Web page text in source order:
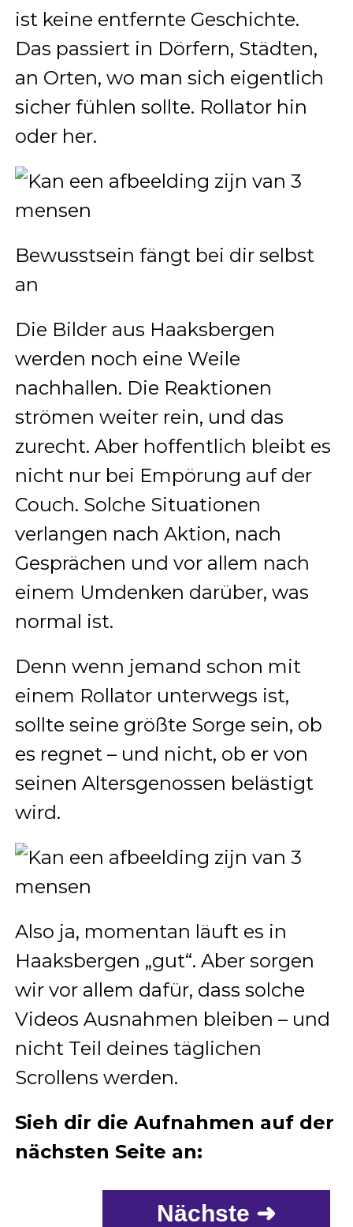
ist keine entfernte Geschichte.
Das passiert in Dörfern, Städten,
an Orten, wo man sich eigentlich
sicher fühlen sollte. Rollator hin
oder her.
Bewusstsein fängt bei dir selbst
an
Die Bilder aus Haaksbergen
werden noch eine Weile
nachhallen. Die Reaktionen
strömen weiter rein, und das
zurecht. Aber hoffentlich bleibt es
nicht nur bei Empörung auf der
Couch. Solche Situationen
verlangen nach Aktion, nach
Gesprächen und vor allem nach
einem Umdenken darüber, was
normal ist.
Denn wenn jemand schon mit
einem Rollator unterwegs ist,
sollte seine größte Sorge sein, ob
es regnet – und nicht, ob er von
seinen Altersgenossen belästigt
wird.
Also ja, momentan läuft es in
Haaksbergen „gut“. Aber sorgen
wir vor allem dafür, dass solche
Videos Ausnahmen bleiben – und
nicht Teil deines täglichen
Scrollens werden.
Sieh dir die Aufnahmen auf der
nächsten Seite an:
Nächste ➜